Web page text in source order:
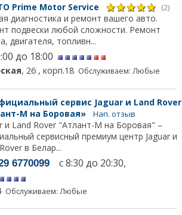
Prime Motor Service (2)
диагностика и ремонт вашего авто.
подвески любой сложности. Ремонт
двигателя, топливн...
до 18:00
, 26 , корп.18 Обслуживаем: Любые
сервис Jaguar и Land Rover
М на Боровая»
Нап. отзыв
и Land Rover "Атлант-М на Боровая" –
сервисный премиум центр Jaguar и
в Белар...
6770099 с 8:30 до 20:30,
Обслуживаем: Любые